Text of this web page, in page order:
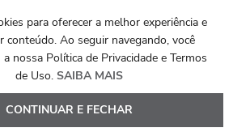
os direitos reservados.
Development Evoluted
para oferecer a melhor experiência e
conteúdo. Ao seguir navegando, você
nossa Política de Privacidade e Termos
de Uso. SAIBA MAIS
CONTINUAR E FECHAR